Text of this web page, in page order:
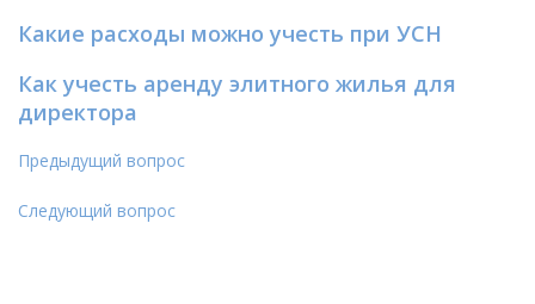
Какие расходы можно учесть при УСН
Как учесть аренду элитного жилья для
директора
Предыдущий вопрос
Следующий вопрос